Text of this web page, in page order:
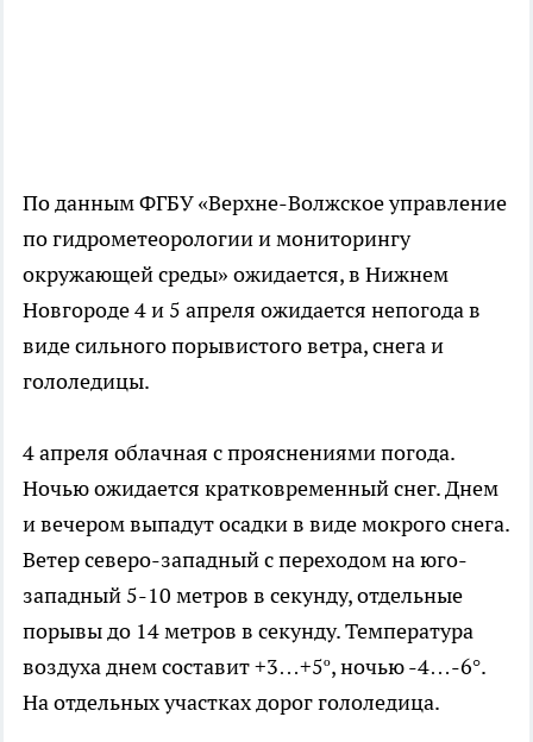
По данным ФГБУ «Верхне-Волжское управление
по гидрометеорологии и мониторингу
окружающей среды» ожидается, в Нижнем
Новгороде 4 и 5 апреля ожидается непогода в
виде сильного порывистого ветра, снега и
гололедицы.
4 апреля облачная с прояснениями погода.
Ночью ожидается кратковременный снег. Днем
и вечером выпадут осадки в виде мокрого снега.
Ветер северо-западный с переходом на юго-
западный 5-10 метров в секунду, отдельные
порывы до 14 метров в секунду. Температура
воздуха днем составит +3…+5º, ночью -4…-6°.
На отдельных участках дорог гололедица.